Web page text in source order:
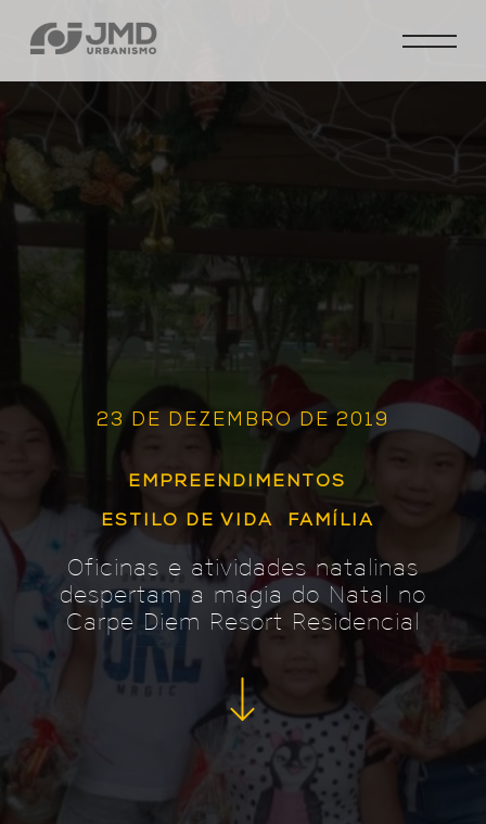
23 DE DEZEMBRO DE 2019
EMPREENDIMENTOS
ESTILO DE VIDA FAMÍLIA
Oficinas e atividades natalinas
despertam a magia do Natal no
Carpe Diem Resort Residencial